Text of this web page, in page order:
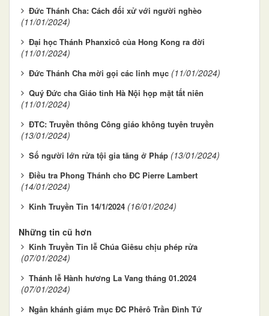
Đức Thánh Cha: Cách đối xử với người nghèo
(11/01/2024)
Đại học Thánh Phanxicô của Hong Kong ra đời
(11/01/2024)
Đức Thánh Cha mời gọi các linh mục (11/01/2024)
Quý Đức cha Giáo tỉnh Hà Nội họp mặt tất niên
(11/01/2024)
ĐTC: Truyền thông Công giáo không tuyên truyền
(13/01/2024)
Số người lớn rửa tội gia tăng ở Pháp (13/01/2024)
Điều tra Phong Thánh cho ĐC Pierre Lambert
(14/01/2024)
Kinh Truyền Tin 14/1/2024 (16/01/2024)
Những tin cũ hơn
Kinh Truyền Tin lễ Chúa Giêsu chịu phép rửa
(07/01/2024)
Thánh lễ Hành hương La Vang tháng 01.2024
(07/01/2024)
Ngân khánh giám mục ĐC Phêrô Trần Đình Tứ